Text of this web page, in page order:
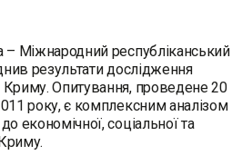
– Міжнародний республіканський
результати дослідження
Опитування, проведене 20
року, є комплексним аналізом
економічної, соціальної та